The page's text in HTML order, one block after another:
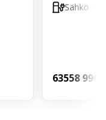
Sähkö
63558 990